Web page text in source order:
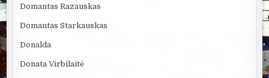
Domantas Razauskas
Domantas Starkauskas
Donalda
Donata Virbilaitė